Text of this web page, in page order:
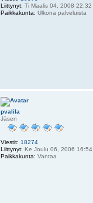
Liittynyt: Ti Maalis 04, 2008 22:32
Paikkakunta: Ulkona palveluista
pvalila
Jäsen
Viestit: 18274
Liittynyt: Ke Joulu 06, 2006 16:54
Paikkakunta: Vantaa